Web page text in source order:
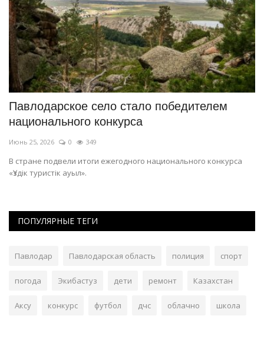
Павлодарское село стало победителем
национального конкурса
Июнь 25, 2026 0 349
В стране подвели итоги ежегодного национального конкурса
«Үздік туристік ауыл».
ПОПУЛЯРНЫЕ ТЕГИ
Павлодар Павлодарская область полиция спорт
погода Экибастуз дети ремонт Казахстан
Аксу конкурс футбол дчс облачно школа